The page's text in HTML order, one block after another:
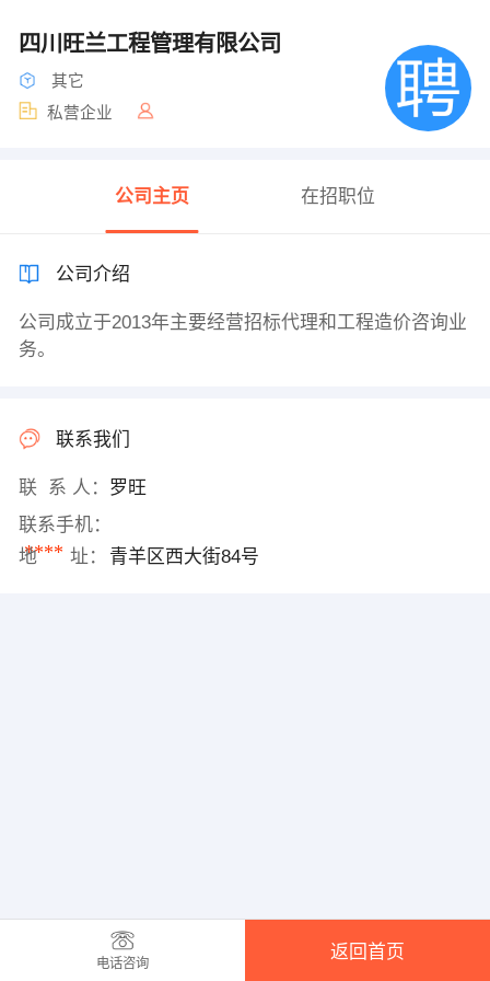
四川旺兰工程管理有限公司
其它
私营企业
公司主页 在招职位
公司介绍
公司成立于2013年主要经营招标代理和工程造价咨询业
务。
联系我们
联 系 人： 罗旺
联系手机：
****
地 址： 青羊区西大街84号
电话咨询
返回首页